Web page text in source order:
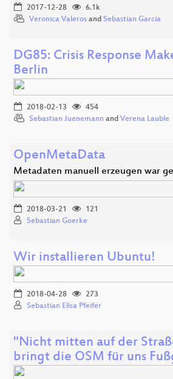
2017-12-28
6.1k
Veronica Valeros and Sebastian Garcia
DG85: Crisis Response
Berlin
2018-02-13
454
Sebastian Juenemann and Verena Lauble
OpenMetaData
Metadaten manuell erzeugen war
2018-03-21
121
Sebastian Goerke
Wir installieren Ubuntu!
2018-04-28
273
Sebastian Elisa Pfeifer
"Nicht mitten auf der
bringt die OSM für uns